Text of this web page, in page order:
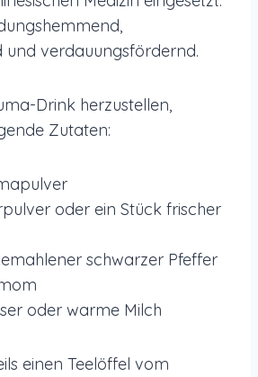
verdauungsfördernd.
Drink herzustellen,
Zutaten:
oder ein Stück frischer
schwarzer Pfeffer
oder warme Milch
einen Teelöffel vom